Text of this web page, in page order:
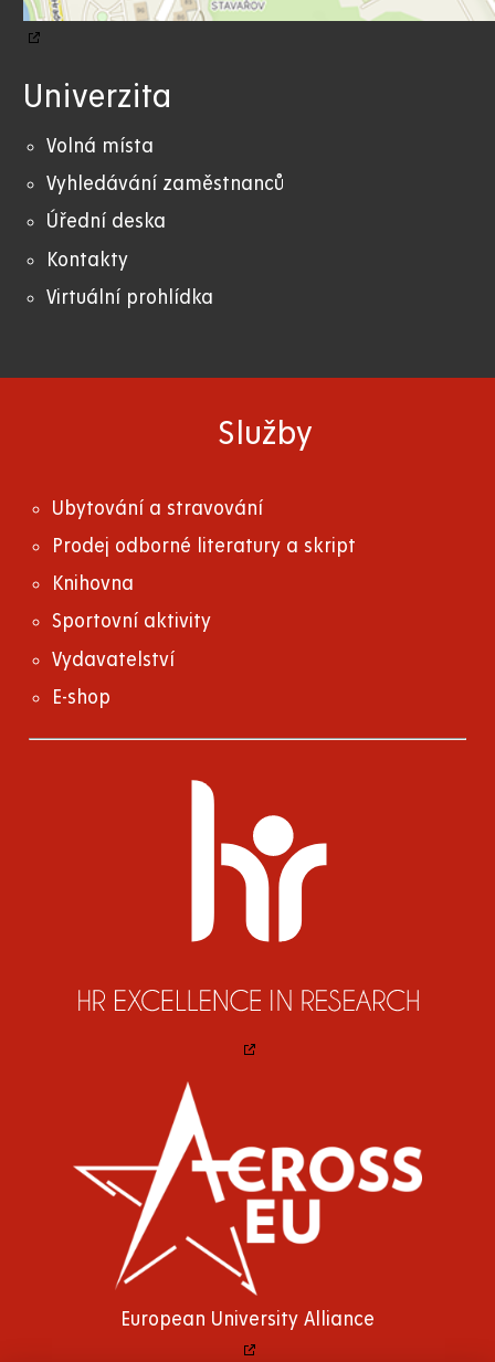
Univerzita
Volná místa
Vyhledávání zaměstnanců
Úřední deska
Kontakty
Virtuální prohlídka
Služby
Ubytování a stravování
Prodej odborné literatury a skript
Knihovna
Sportovní aktivity
Vydavatelství
E-shop
European University Alliance